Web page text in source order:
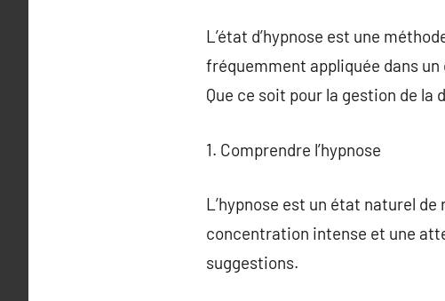
L’état d’hypnose est une
fréquemment appliquée dans
Que ce soit pour la gestion de la
1. Comprendre l’hypnose
L’hypnose est un état naturel de
concentration intense et une
suggestions.